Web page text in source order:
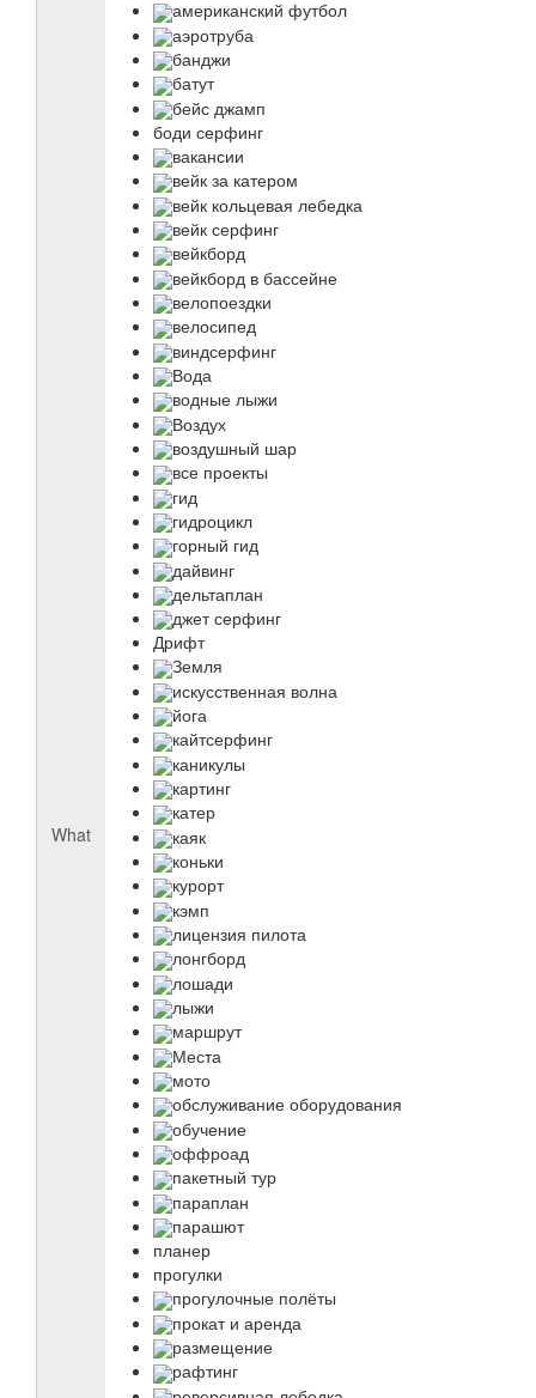
What
американский футбол
аэротруба
банджи
батут
бейс джамп
боди серфинг
вакансии
вейк за катером
вейк кольцевая лебедка
вейк серфинг
вейкборд
вейкборд в бассейне
велопоездки
велосипед
виндсерфинг
Вода
водные лыжи
Воздух
воздушный шар
все проекты
гид
гидроцикл
горный гид
дайвинг
дельтаплан
джет серфинг
Дрифт
Земля
искусственная волна
йога
кайтсерфинг
каникулы
картинг
катер
каяк
коньки
курорт
кэмп
лицензия пилота
лонгборд
лошади
лыжи
маршрут
Места
мото
обслуживание оборудования
обучение
оффроад
пакетный тур
параплан
парашют
планер
прогулки
прогулочные полёты
прокат и аренда
размещение
рафтинг